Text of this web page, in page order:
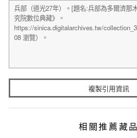
複製引用資訊
相關推薦藏品